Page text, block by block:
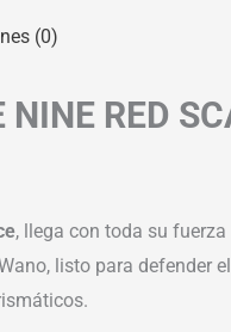
(0)
RED
, llega con toda su
listo para defender